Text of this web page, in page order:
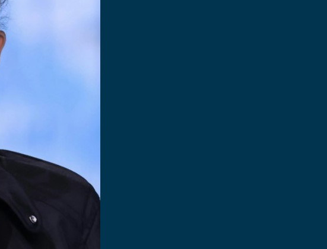
Працюємо швидко, щоб Ви завжди отримували
товар коли потрібно